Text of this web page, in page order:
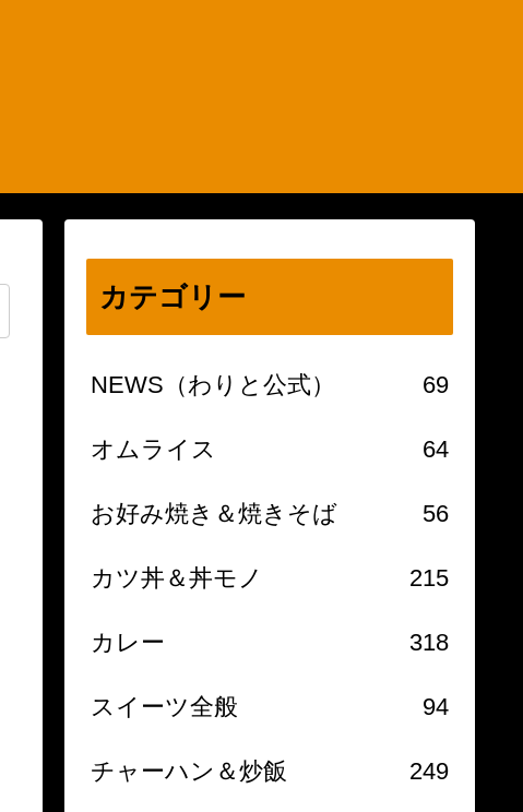
カテゴリー
NEWS（わりと公式） 69
オムライス 64
お好み焼き＆焼きそば 56
カツ丼＆丼モノ 215
カレー 318
スイーツ全般 94
チャーハン＆炒飯 249